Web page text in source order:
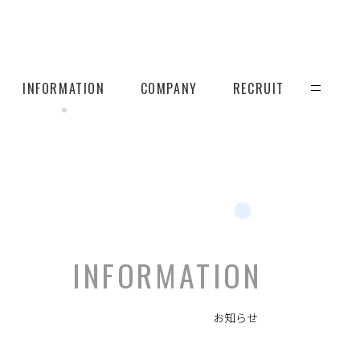
INFORMATION COMPANY RECRUIT
INFORMATION
お知らせ